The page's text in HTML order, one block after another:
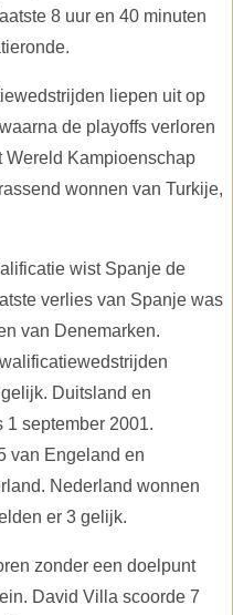
8 uur en 40 minuten
liepen uit op
de playoffs verloren
Wereld Kampioenschap
wonnen van Turkije,
wist Spanje de
verlies van Spanje was
van Denemarken.
Duitsland en
september 2001.
van Engeland en
Nederland wonnen
er 3 gelijk.
zonder een doelpunt
David Villa scoorde 7